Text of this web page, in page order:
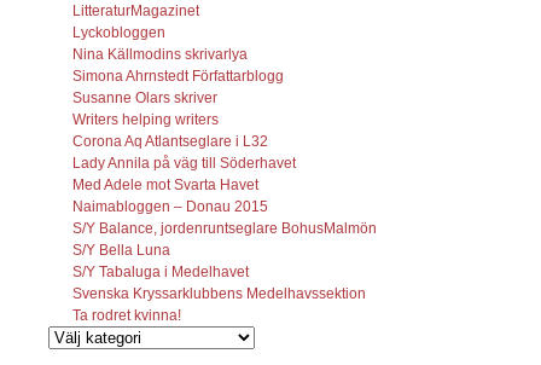
LitteraturMagazinet
Lyckobloggen
Nina Källmodins skrivarlya
Simona Ahrnstedt Författarblogg
Susanne Olars skriver
Writers helping writers
Corona Aq Atlantseglare i L32
Lady Annila på väg till Söderhavet
Med Adele mot Svarta Havet
Naimabloggen – Donau 2015
S/Y Balance, jordenruntseglare BohusMalmön
S/Y Bella Luna
S/Y Tabaluga i Medelhavet
Svenska Kryssarklubbens Medelhavssektion
Ta rodret kvinna!
Vilka